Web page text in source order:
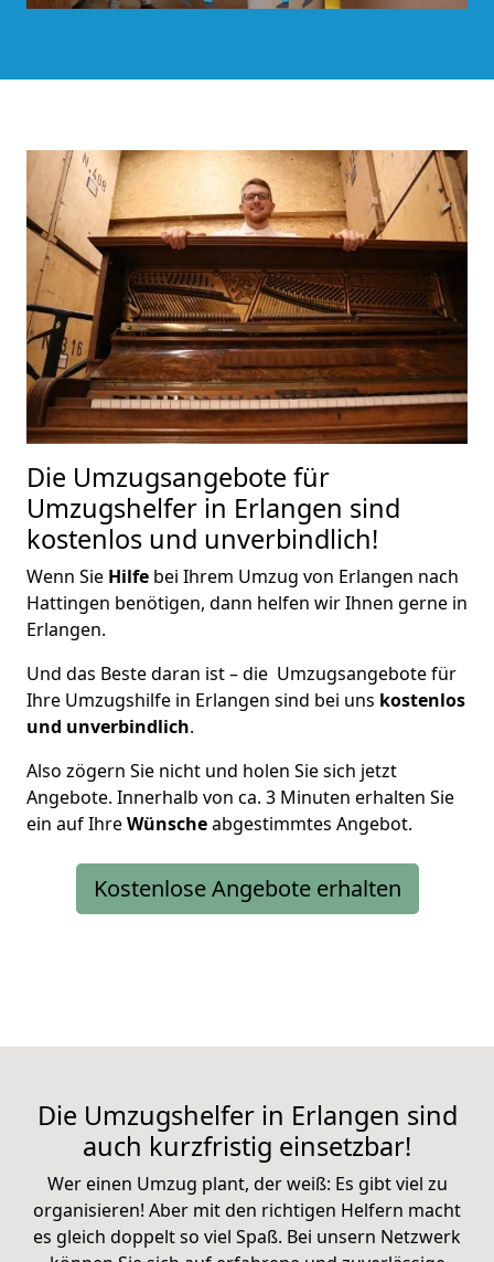
Die Umzugsangebote für
Umzugshelfer in Erlangen sind
kostenlos und unverbindlich!
Wenn Sie Hilfe bei Ihrem Umzug von Erlangen nach
Hattingen benötigen, dann helfen wir Ihnen gerne in
Erlangen.
Und das Beste daran ist – die Umzugsangebote für
Ihre Umzugshilfe in Erlangen sind bei uns kostenlos
und unverbindlich.
Also zögern Sie nicht und holen Sie sich jetzt
Angebote. Innerhalb von ca. 3 Minuten erhalten Sie
ein auf IhreWünscheabgestimmtes Angebot.
Kostenlose Angebote erhalten
Die Umzugshelfer in Erlangen sind
auch kurzfristig einsetzbar!
Wer einen Umzug plant, der weiß: Es gibt viel zu
organisieren! Aber mit den richtigen Helfern macht
es gleich doppelt so viel Spaß. Bei unsern Netzwerk